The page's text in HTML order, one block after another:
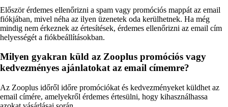
Először érdemes ellenőrizni a spam vagy promóciós mappát az email
fiókjában, mivel néha az ilyen üzenetek oda kerülhetnek. Ha még
mindig nem érkeznek az értesítések, érdemes ellenőrizni az email cím
helyességét a fiókbeállításokban.
Milyen gyakran küld az Zooplus promóciós vagy
kedvezményes ajánlatokat az email címemre?
Az Zooplus időről időre promóciókat és kedvezményeket küldhet az
email címére, amelyekről érdemes értesülni, hogy kihasználhassa